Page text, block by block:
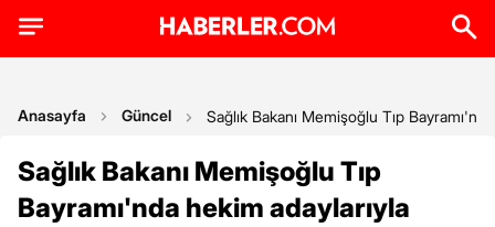
Anasayfa Güncel Sağlık Bakanı Memişoğlu Tıp
Sağlık Bakanı Memişoğlu Tıp
Bayramı'nda hekim adaylarıyla